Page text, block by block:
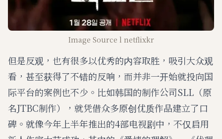
Image Source l netflixkr
但是反观，也有很多以优秀的内容取胜，吸引大众观
看，甚至获得了不错的反响，而并非一开始就投向国
际平台的案例也不少。比如韩国的制作公司SLL（原
名JTBC制作），就凭借众多原创优质作品建立了口
碑。就像今年上半年推出的4部电视剧中，不仅启用